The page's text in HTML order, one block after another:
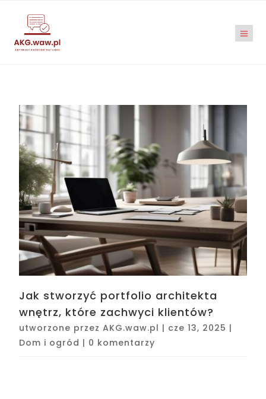
Jak stworzyć portfolio architekta
wnętrz, które zachwyci klientów?
utworzone przezAKG.waw.pl | cze 13, 2025 |
Dom i ogród | 0 komentarzy